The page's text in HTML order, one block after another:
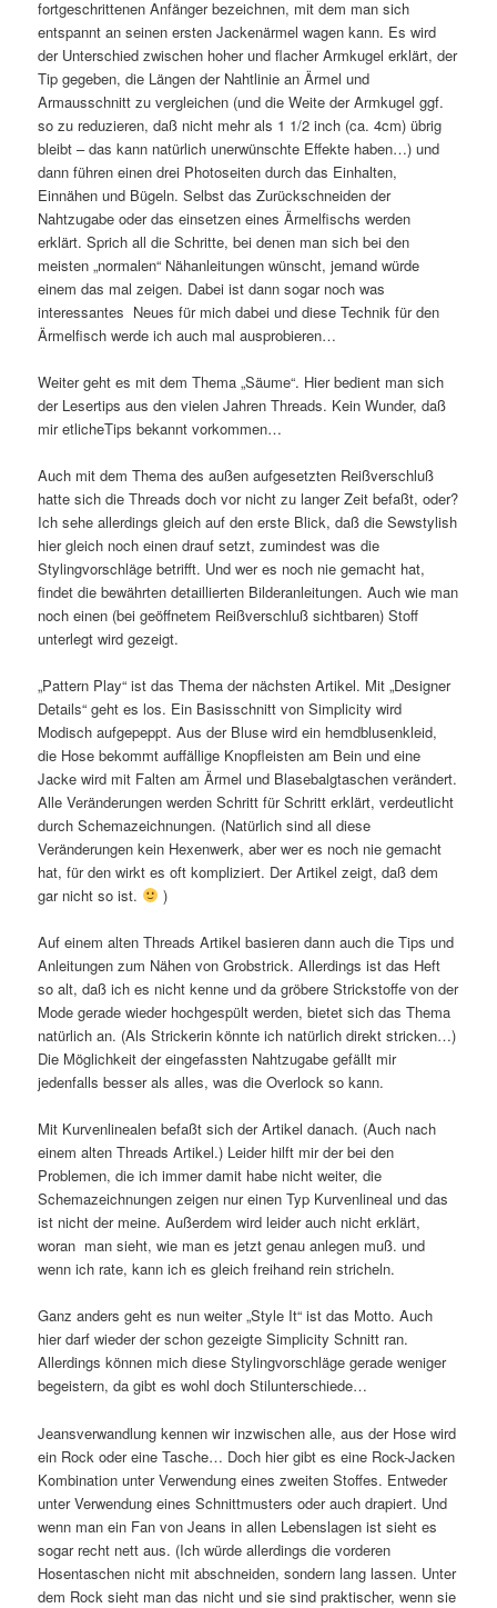
fortgeschrittenen Anfänger bezeichnen, mit dem man sich
entspannt an seinen ersten Jackenärmel wagen kann. Es wird
der Unterschied zwischen hoher und flacher Armkugel erklärt, der
Tip gegeben, die Längen der Nahtlinie an Ärmel und
Armausschnitt zu vergleichen (und die Weite der Armkugel ggf.
so zu reduzieren, daß nicht mehr als 1 1/2 inch (ca. 4cm) übrig
bleibt – das kann natürlich unerwünschte Effekte haben…) und
dann führen einen drei Photoseiten durch das Einhalten,
Einnähen und Bügeln. Selbst das Zurückschneiden der
Nahtzugabe oder das einsetzen eines Ärmelfischs werden
erklärt. Sprich all die Schritte, bei denen man sich bei den
meisten „normalen“ Nähanleitungen wünscht, jemand würde
einem das mal zeigen. Dabei ist dann sogar noch was
interessantes Neues für mich dabei und diese Technik für den
Ärmelfisch werde ich auch mal ausprobieren…
Weiter geht es mit dem Thema „Säume“. Hier bedient man sich
der Lesertips aus den vielen Jahren Threads. Kein Wunder, daß
mir etlicheTips bekannt vorkommen…
Auch mit dem Thema des außen aufgesetzten Reißverschluß
hatte sich die Threads doch vor nicht zu langer Zeit befaßt, oder?
Ich sehe allerdings gleich auf den erste Blick, daß die Sewstylish
hier gleich noch einen drauf setzt, zumindest was die
Stylingvorschläge betrifft. Und wer es noch nie gemacht hat,
findet die bewährten detaillierten Bilderanleitungen. Auch wie man
noch einen (bei geöffnetem Reißverschluß sichtbaren) Stoff
unterlegt wird gezeigt.
„Pattern Play“ ist das Thema der nächsten Artikel. Mit „Designer
Details“ geht es los. Ein Basisschnitt von Simplicity wird
Modisch aufgepeppt. Aus der Bluse wird ein hemdblusenkleid,
die Hose bekommt auffällige Knopfleisten am Bein und eine
Jacke wird mit Falten am Ärmel und Blasebalgtaschen verändert.
Alle Veränderungen werden Schritt für Schritt erklärt, verdeutlicht
durch Schemazeichnungen. (Natürlich sind all diese
Veränderungen kein Hexenwerk, aber wer es noch nie gemacht
hat, für den wirkt es oft kompliziert. Der Artikel zeigt, daß dem
gar nicht so ist.
)
Auf einem alten Threads Artikel basieren dann auch die Tips und
Anleitungen zum Nähen von Grobstrick. Allerdings ist das Heft
so alt, daß ich es nicht kenne und da gröbere Strickstoffe von der
Mode gerade wieder hochgespült werden, bietet sich das Thema
natürlich an. (Als Strickerin könnte ich natürlich direkt stricken…)
Die Möglichkeit der eingefassten Nahtzugabe gefällt mir
jedenfalls besser als alles, was die Overlock so kann.
Mit Kurvenlinealen befaßt sich der Artikel danach. (Auch nach
einem alten Threads Artikel.) Leider hilft mir der bei den
Problemen, die ich immer damit habe nicht weiter, die
Schemazeichnungen zeigen nur einen Typ Kurvenlineal und das
ist nicht der meine. Außerdem wird leider auch nicht erklärt,
woran man sieht, wie man es jetzt genau anlegen muß. und
wenn ich rate, kann ich es gleich freihand rein stricheln.
Ganz anders geht es nun weiter „Style It“ ist das Motto. Auch
hier darf wieder der schon gezeigte Simplicity Schnitt ran.
Allerdings können mich diese Stylingvorschläge gerade weniger
begeistern, da gibt es wohl doch Stilunterschiede…
Jeansverwandlung kennen wir inzwischen alle, aus der Hose wird
ein Rock oder eine Tasche… Doch hier gibt es eine Rock-Jacken
Kombination unter Verwendung eines zweiten Stoffes. Entweder
unter Verwendung eines Schnittmusters oder auch drapiert. Und
wenn man ein Fan von Jeans in allen Lebenslagen ist sieht es
sogar recht nett aus. (Ich würde allerdings die vorderen
Hosentaschen nicht mit abschneiden, sondern lang lassen. Unter
dem Rock sieht man das nicht und sie sind praktischer, wenn sie